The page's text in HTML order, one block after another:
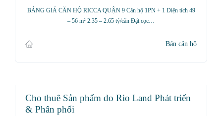
BẢNG GIÁ CĂN HỘ RICCA QUẬN 9 Căn hộ 1PN + 1 Diện tích 49
– 56 m² 2.35 – 2.65 tỷ/căn Đặt cọc…
Bán căn hộ
Cho thuê Sản phẩm do Rio Land Phát triển
& Phân phối